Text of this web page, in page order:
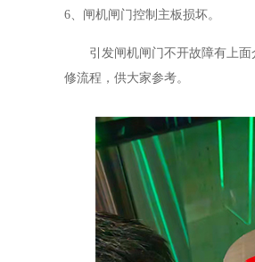
6、 闸机闸门控制主板损坏。
引发闸机闸门不开故障有上
修流程，供大家参考。